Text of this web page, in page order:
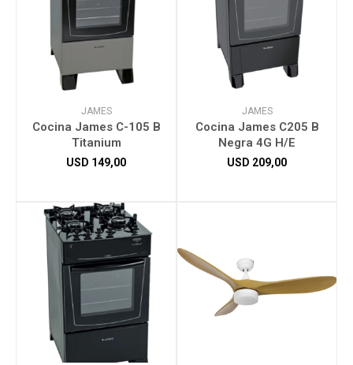
JAMES
Cocina James C-105 B
Titanium
USD 149,00
JAMES
Cocina James C205 B
Negra 4G H/E
USD 209,00